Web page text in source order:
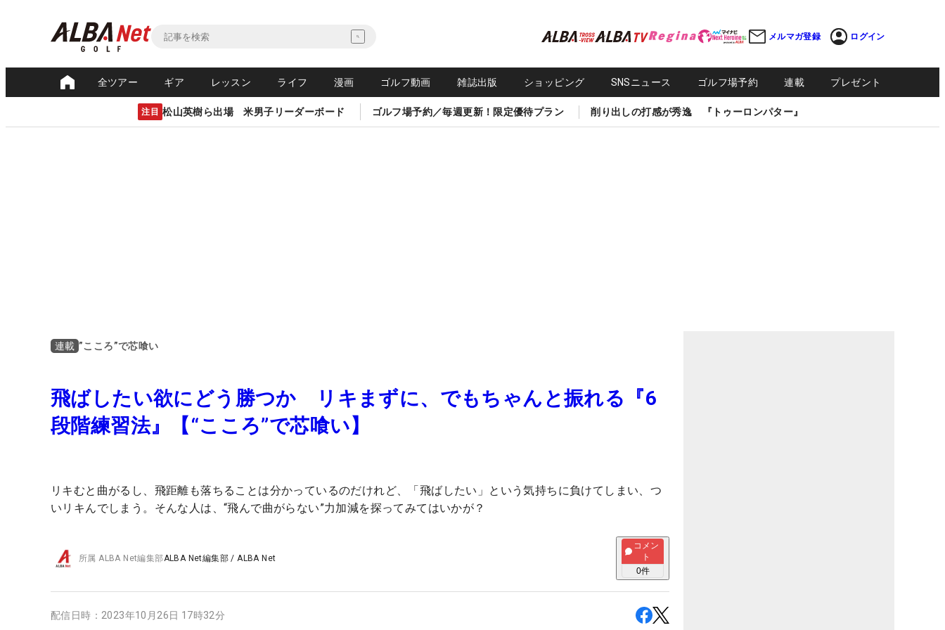
メルマガ登録 ログイン
全ツアー ギア レッスン ライフ 漫画 ゴルフ動画 雑誌出版 ショッピング SNSニュース ゴルフ場予約 連載 プレゼント
注目 松山英樹ら出場 米男子リーダーボード ゴルフ場予約／毎週更新！限定優待プラン 削り出しの打感が秀逸 『トゥーロンパター』
連載 ”こころ”で芯喰い
飛ばしたい欲にどう勝つか リキまずに、でもちゃんと振れる『6
段階練習法』【“こころ”で芯喰い】
リキむと曲がるし、飛距離も落ちることは分かっているのだけれど、「飛ばしたい」という気持ちに負けてしまい、つ
いリキんでしまう。そんな人は、“飛んで曲がらない”力加減を探ってみてはいかが？
所属 ALBA Net編集部ALBA Net編集部 / ALBA Net
コメン
ト
0件
配信日時： 2023年10月26日 17時32分